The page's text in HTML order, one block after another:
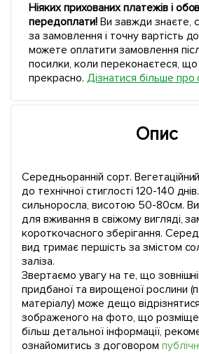
Ніяких прихованих платежів і
передоплати!Ви завжди знаєте,
за замовлення і точну вартість
можете оплатити замовлення
посилки, коли переконаєтеся,
прекрасно. Дізнатися більше про
Опис
Середньоранній сорт.
до технічної стиглості 120-140
сильноросла, висотою 50-80см.
для вживання в свіжому вигляді,
короткочасного зберігання. Серед
вид тримає першість за змістом
заліза.
Звертаємо увагу на те, що
придбаної та вирощеної рослини
матеріалу) може дещо
зображеного на фото, що
більш детальної інформації,
ознайомитись з договором